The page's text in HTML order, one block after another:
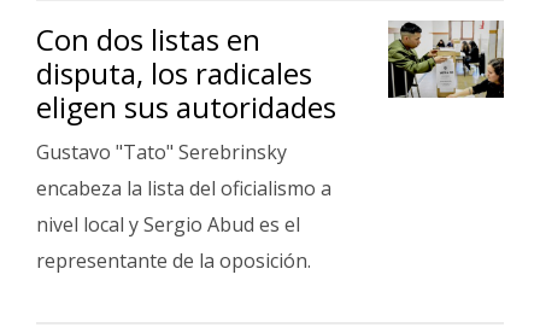
Con dos listas en
disputa, los radicales
eligen sus autoridades
Gustavo "Tato" Serebrinsky
encabeza la lista del oficialismo a
nivel local y Sergio Abud es el
representante de la oposición.